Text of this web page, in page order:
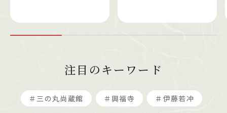
注目のキーワード
＃三の丸尚蔵館 ＃興福寺 ＃伊藤若冲